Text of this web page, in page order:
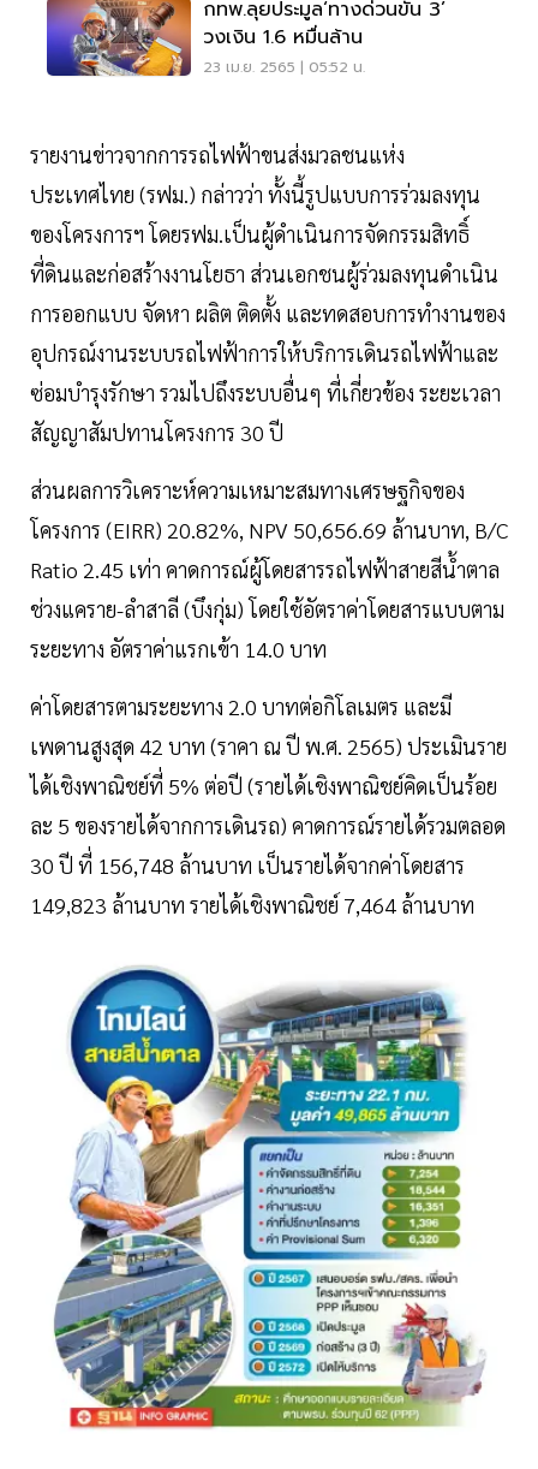
กทพ.ลุยประมูล‘ทางด่วนขั้น 3’
วงเงิน 1.6 หมื่นล้าน
23 เม.ย. 2565 | 05:52 น.
รายงานข่าวจากการรถไฟฟ้าขนส่งมวลชนแห่ง
ประเทศไทย (รฟม.) กล่าวว่า ทั้งนี้รูปแบบการร่วมลงทุน
ของโครงการฯ โดยรฟม.เป็นผู้ดำเนินการจัดกรรมสิทธิ์
ที่ดินและก่อสร้างงานโยธา ส่วนเอกชนผู้ร่วมลงทุนดำเนิน
การออกแบบ จัดหา ผลิต ติดตั้ง และทดสอบการทำงานของ
อุปกรณ์งานระบบรถไฟฟ้าการให้บริการเดินรถไฟฟ้าและ
ซ่อมบำรุงรักษา รวมไปถึงระบบอื่นๆ ที่เกี่ยวข้อง ระยะเวลา
สัญญาสัมปทานโครงการ 30 ปี
ส่วนผลการวิเคราะห์ความเหมาะสมทางเศรษฐกิจของ
โครงการ (EIRR) 20.82%, NPV 50,656.69 ล้านบาท, B/C
Ratio 2.45 เท่า คาดการณ์ผู้โดยสารรถไฟฟ้าสายสีนํ้าตาล
ช่วงแคราย-ลําสาลี (บึงกุ่ม) โดยใช้อัตราค่าโดยสารแบบตาม
ระยะทาง อัตราค่าแรกเข้า 14.0 บาท
ค่าโดยสารตามระยะทาง 2.0 บาทต่อกิโลเมตร และมี
เพดานสูงสุด 42 บาท (ราคา ณ ปี พ.ศ. 2565) ประเมินราย
ได้เชิงพาณิชย์ที่ 5% ต่อปี (รายได้เชิงพาณิชย์คิดเป็นร้อย
ละ 5 ของรายได้จากการเดินรถ) คาดการณ์รายได้รวมตลอด
30 ปี ที่ 156,748 ล้านบาท เป็นรายได้จากค่าโดยสาร
149,823 ล้านบาท รายได้เชิงพาณิชย์ 7,464 ล้านบาท